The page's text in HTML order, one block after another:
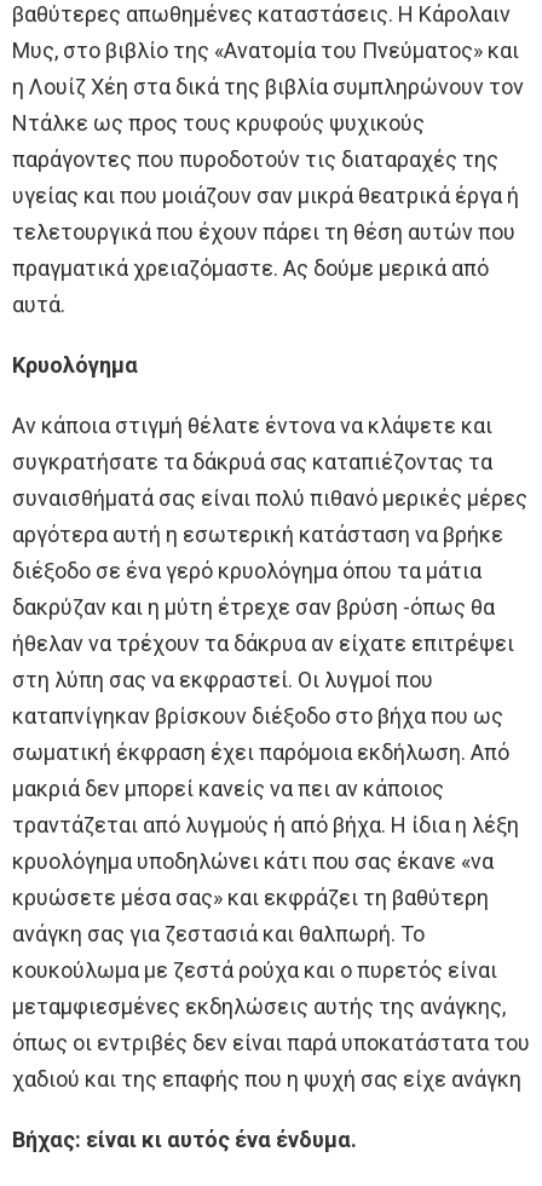
βαθύτερες απωθημένες καταστάσεις. Η Κάρολαιν
Μυς, στο βιβλίο της «Ανατομία του Πνεύματος» και
η Λουίζ Χέη στα δικά της βιβλία συμπληρώνουν τον
Ντάλκε ως προς τους κρυφούς ψυχικούς
παράγοντες που πυροδοτούν τις διαταραχές της
υγείας και που μοιάζουν σαν μικρά θεατρικά έργα ή
τελετουργικά που έχουν πάρει τη θέση αυτών που
πραγματικά χρειαζόμαστε. Ας δούμε μερικά από
αυτά.
Κρυολόγημα
Αν κάποια στιγμή θέλατε έντονα να κλάψετε και
συγκρατήσατε τα δάκρυά σας καταπιέζοντας τα
συναισθήματά σας είναι πολύ πιθανό μερικές μέρες
αργότερα αυτή η εσωτερική κατάσταση να βρήκε
διέξοδο σε ένα γερό κρυολόγημα όπου τα μάτια
δακρύζαν και η μύτη έτρεχε σαν βρύση -όπως θα
ήθελαν να τρέχουν τα δάκρυα αν είχατε επιτρέψει
στη λύπη σας να εκφραστεί. Οι λυγμοί που
καταπνίγηκαν βρίσκουν διέξοδο στο βήχα που ως
σωματική έκφραση έχει παρόμοια εκδήλωση. Από
μακριά δεν μπορεί κανείς να πει αν κάποιος
τραντάζεται από λυγμούς ή από βήχα. Η ίδια η λέξη
κρυολόγημα υποδηλώνει κάτι που σας έκανε «να
κρυώσετε μέσα σας» και εκφράζει τη βαθύτερη
ανάγκη σας για ζεστασιά και θαλπωρή. Το
κουκούλωμα με ζεστά ρούχα και ο πυρετός είναι
μεταμφιεσμένες εκδηλώσεις αυτής της ανάγκης,
όπως οι εντριβές δεν είναι παρά υποκατάστατα του
χαδιού και της επαφής που η ψυχή σας είχε ανάγκη
Βήχας: είναι κι αυτός ένα ένδυμα.